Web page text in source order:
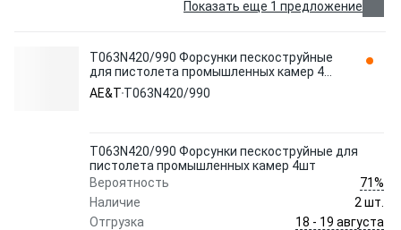
Показать еще 1 предложение
T063N420/990 Форсунки пескоструйные
для пистолета промышленных камер 4шт
AE&T
AE&T T063N420/990
T063N420/990 Форсунки пескоструйные для
пистолета промышленных камер 4шт
Вероятность
71%
Наличие
2 шт.
Отгрузка
18 - 19 августа